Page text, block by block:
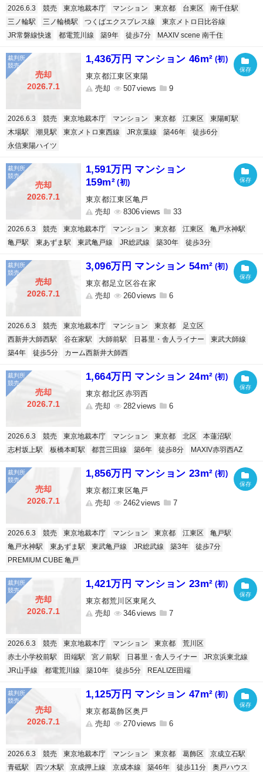
2026.6.3 競売 東京地裁本庁 マンション 東京都 台東区
南千住駅
三ノ輪駅
三ノ輪橋駅 つくばエクスプレス線
東京メトロ日比谷線
JR常磐線快速
都電荒川線 築9年 徒歩7分 MAXIV scene 南千住
売却
2026.7.1
1,436万円 マンション 46m² (初)
東京都江東区東陽
売却
507 9
2026.6.3 競売 東京地裁本庁 マンション 東京都 江東区
東陽町駅
木場駅
潮見駅 東京メトロ東西線 JR京葉線 築46年
徒歩6分
永信東陽ハイツ
売却
2026.7.1
1,591万円 マンション
159m² (初)
東京都江東区亀戸
売却
8306 33
2026.6.3 競売 東京地裁本庁 マンション 東京都 江東区
亀戸水神駅
亀戸駅
東あずま駅 東武亀戸線 JR総武線 築30年 徒歩3分
売却
2026.7.1
3,096万円 マンション 54m² (初)
東京都足立区谷在家
売却
260 6
2026.6.3 競売 東京地裁本庁 マンション 東京都
足立区
西新井大師西駅
谷在家駅 大師前駅 日暮里・舎人ライナー
東武大師線
築4年
徒歩5分 カーム西新井大師西
売却
2026.7.1
1,664万円 マンション 24m² (初)
東京都北区赤羽西
売却
282 6
2026.6.3 競売 東京地裁本庁 マンション 東京都 北区
本蓮沼駅
志村坂上駅
板橋本町駅 都営三田線 築6年 徒歩8分 MAXIV赤羽西AZ
売却
2026.7.1
1,856万円 マンション 23m² (初)
東京都江東区亀戸
売却
2462 7
2026.6.3 競売 東京地裁本庁 マンション 東京都 江東区
亀戸駅
亀戸水神駅
東あずま駅 東武亀戸線 JR総武線 築3年
徒歩7分
PREMIUM CUBE 亀戸
売却
2026.7.1
1,421万円 マンション 23m² (初)
東京都荒川区東尾久
売却
346 7
2026.6.3 競売 東京地裁本庁 マンション 東京都
荒川区
赤土小学校前駅
田端駅 宮ノ前駅 日暮里・舎人ライナー
JR京浜東北線
JR山手線
都電荒川線 築10年 徒歩5分 REALIZE田端
売却
2026.7.1
1,125万円 マンション 47m² (初)
東京都葛飾区奥戸
売却
270 6
2026.6.3 競売 東京地裁本庁 マンション 東京都 葛飾区
京成立石駅
青砥駅
四ツ木駅 京成押上線 京成本線 築46年 徒歩11分 奥戸ハウス